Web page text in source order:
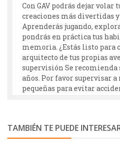
Con GAV podrás dejar
creaciones más divertidas
Aprenderás jugando,
pondrás en práctica tus
memoria. ¿Estás listo para
arquitecto de tus propias
supervisión Se recomienda
años. Por favor supervisar
pequeñas para evitar
TAMBIÉN TE PUEDE